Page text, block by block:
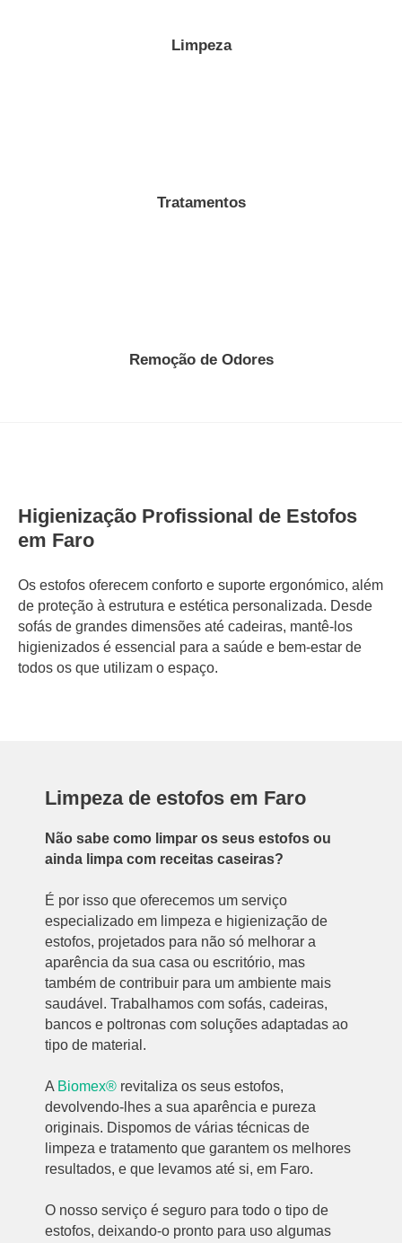
Limpeza
Tratamentos
Remoção de Odores
Higienização Profissional de Estofos
em Faro
Os estofos oferecem conforto e suporte ergonómico, além
de proteção à estrutura e estética personalizada. Desde
sofás de grandes dimensões até cadeiras, mantê-los
higienizados é essencial para a saúde e bem-estar de
todos os que utilizam o espaço.
Limpeza de estofos em Faro
Não sabe como limpar os seus estofos ou
ainda limpa com receitas caseiras?
É por isso que oferecemos um serviço
especializado em limpeza e higienização de
estofos, projetados para não só melhorar a
aparência da sua casa ou escritório, mas
também de contribuir para um ambiente mais
saudável. Trabalhamos com sofás, cadeiras,
bancos e poltronas com soluções adaptadas ao
tipo de material.
A Biomex® revitaliza os seus estofos,
devolvendo-lhes a sua aparência e pureza
originais. Dispomos de várias técnicas de
limpeza e tratamento que garantem os melhores
resultados, e que levamos até si, em Faro.
O nosso serviço é seguro para todo o tipo de
estofos, deixando-o pronto para uso algumas